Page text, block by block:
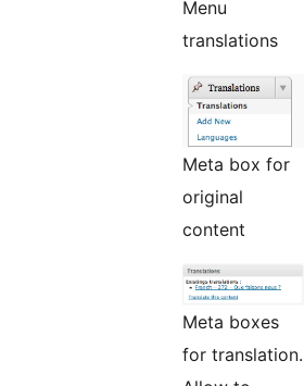
Menu
translations
Meta box for
original
content
Meta boxes
for translation.